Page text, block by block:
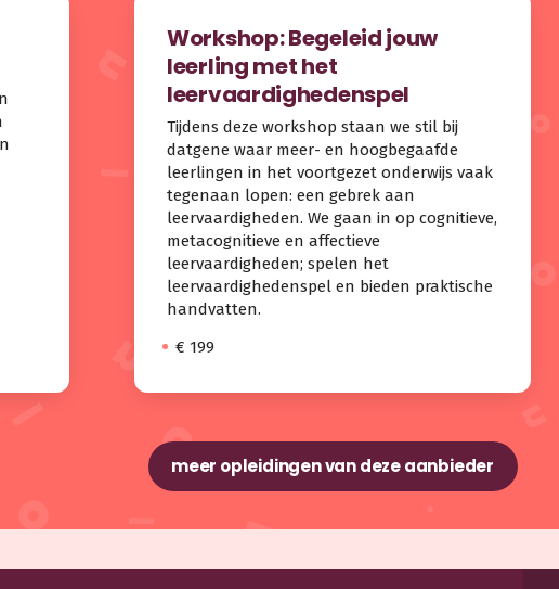
Workshop: Begeleid jouw
leerling met het
leervaardighedenspel
Tijdens deze workshop staan we stil bij
datgene waar meer- en hoogbegaafde
leerlingen in het voortgezet onderwijs vaak
tegenaan lopen: een gebrek aan
leervaardigheden. We gaan in op cognitieve,
metacognitieve en affectieve
leervaardigheden; spelen het
leervaardighedenspel en bieden praktische
handvatten.
€ 199
meer opleidingen van deze aanbieder